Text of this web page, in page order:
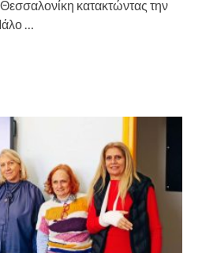
κατακτώντας την
…